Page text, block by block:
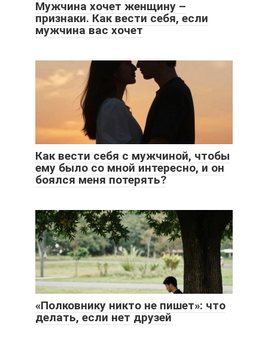
Мужчина хочет женщину –
признаки. Как вести себя, если
мужчина вас хочет
Как вести себя с мужчиной, чтобы
ему было со мной интересно, и он
боялся меня потерять?
«Полковнику никто не пишет»: что
делать, если нет друзей